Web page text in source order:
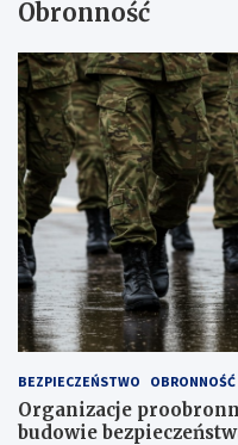
Obronność
BEZPIECZEŃSTWO OBRONNOŚĆ
Organizacje
budowie